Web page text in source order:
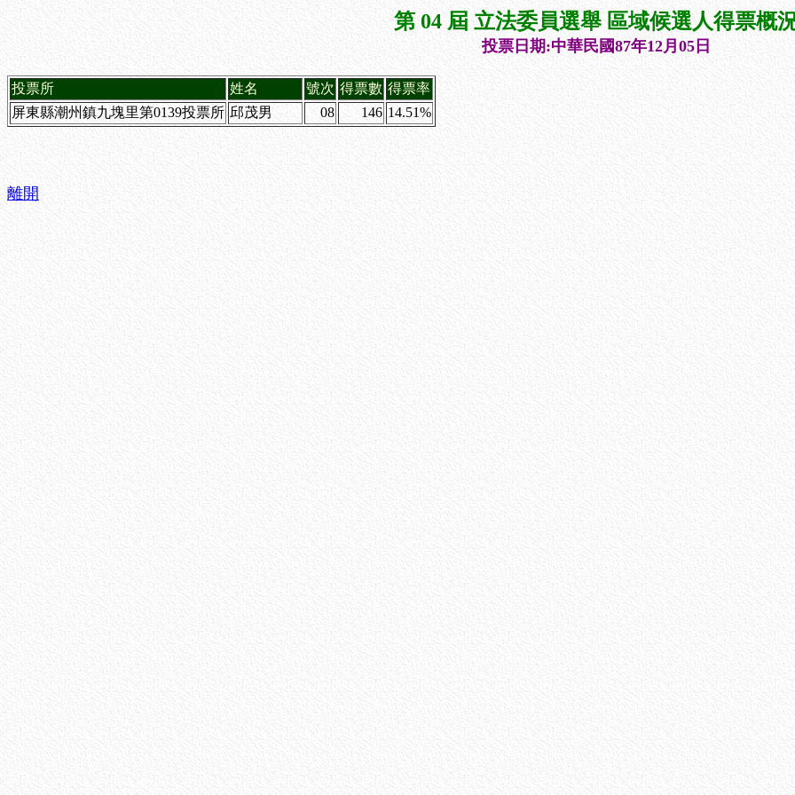
第 04 屆 立法委員選舉 區域候選人得票概
投票日期:中華民國87年12月05日
投票所 姓名 號次 得票數 得票率
屏東縣潮州鎮九塊里第0139投票所 邱茂男 08 146 14.51%
離開